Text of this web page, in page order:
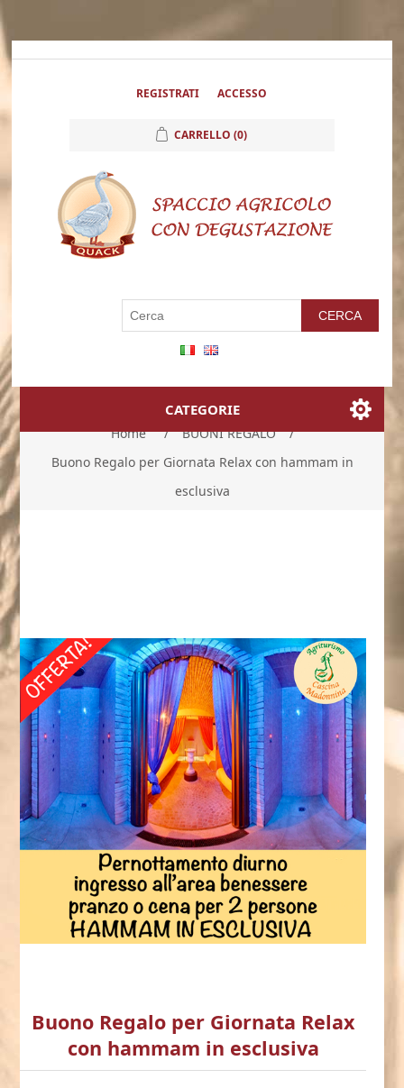
REGISTRATI ACCESSO
CARRELLO (0)
CATEGORIE
Home / BUONI REGALO
/
Buono Regalo per Giornata Relax con hammam in
esclusiva
Buono Regalo per Giornata Relax
con hammam in esclusiva